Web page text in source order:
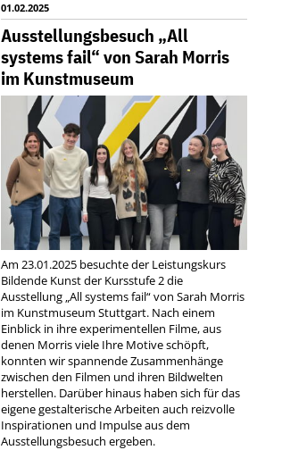
01.02.2025
Ausstellungsbesuch „All
systems fail“ von Sarah Morris
im Kunstmuseum
Am 23.01.2025 besuchte der Leistungskurs
Bildende Kunst der Kursstufe 2 die
Ausstellung „All systems fail“ von Sarah Morris
im Kunstmuseum Stuttgart. Nach einem
Einblick in ihre experimentellen Filme, aus
denen Morris viele Ihre Motive schöpft,
konnten wir spannende Zusammenhänge
zwischen den Filmen und ihren Bildwelten
herstellen. Darüber hinaus haben sich für das
eigene gestalterische Arbeiten auch reizvolle
Inspirationen und Impulse aus dem
Ausstellungsbesuch ergeben.